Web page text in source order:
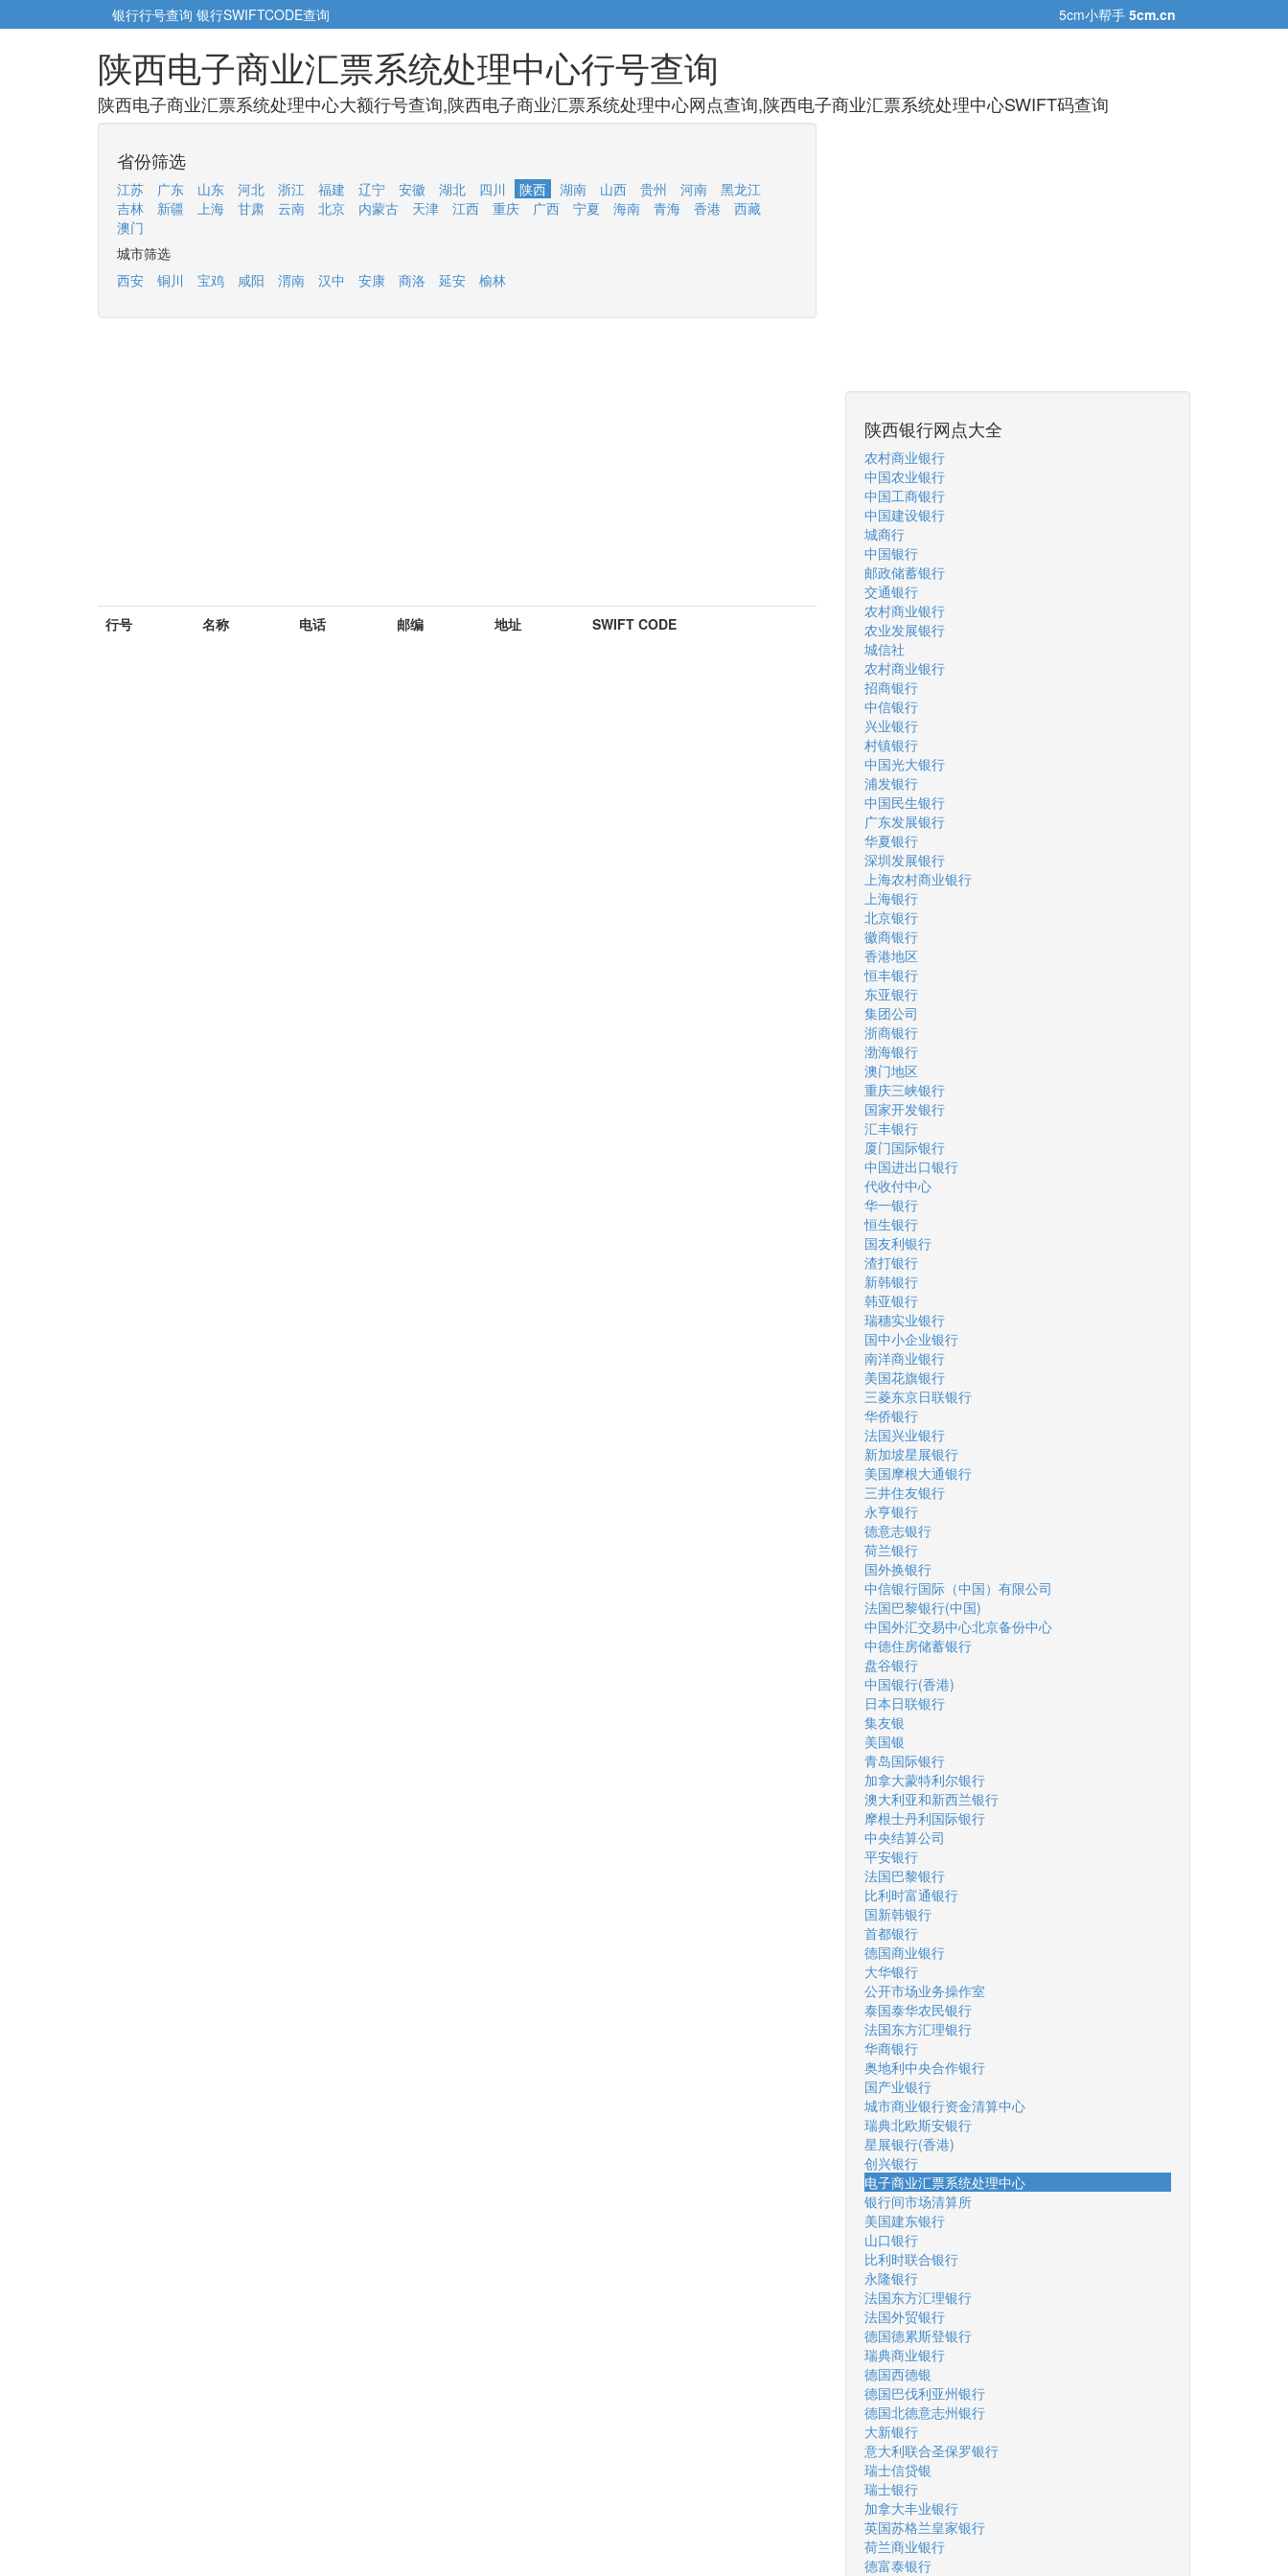
银行行号查询 银行SWIFTCODE查询 5cm小帮手 5cm.cn
陕西电子商业汇票系统处理中心行号查询
陕西电子商业汇票系统处理中心大额行号查询,陕西电子商业汇票系统处理中心网点查询,陕西电子商业汇票系统处理中心SWIFT码查询
省份筛选
江苏 广东 山东 河北 浙江 福建 辽宁 安徽 湖北 四川 陕西 湖南 山西 贵州 河南
黑龙江
吉林
新疆 上海 甘肃 云南 北京 内蒙古 天津 江西 重庆 广西 宁夏 海南 青海 香港
西藏
澳门
城市筛选
西安
铜川 宝鸡 咸阳 渭南 汉中 安康 商洛 延安 榆林
行号 名称 电话 邮编 地址 SWIFT CODE
陕西银行网点大全
农村商业银行
中国农业银行
中国工商银行
中国建设银行
城商行
中国银行
邮政储蓄银行
交通银行
农村商业银行
农业发展银行
城信社
农村商业银行
招商银行
中信银行
兴业银行
村镇银行
中国光大银行
浦发银行
中国民生银行
广东发展银行
华夏银行
深圳发展银行
上海农村商业银行
上海银行
北京银行
徽商银行
香港地区
恒丰银行
东亚银行
集团公司
浙商银行
渤海银行
澳门地区
重庆三峡银行
国家开发银行
汇丰银行
厦门国际银行
中国进出口银行
代收付中心
华一银行
恒生银行
国友利银行
渣打银行
新韩银行
韩亚银行
瑞穗实业银行
国中小企业银行
南洋商业银行
美国花旗银行
三菱东京日联银行
华侨银行
法国兴业银行
新加坡星展银行
美国摩根大通银行
三井住友银行
永亨银行
德意志银行
荷兰银行
国外换银行
中信银行国际（中国）有限公司
法国巴黎银行(中国)
中国外汇交易中心北京备份中心
中德住房储蓄银行
盘谷银行
中国银行(香港)
日本日联银行
集友银
美国银
青岛国际银行
加拿大蒙特利尔银行
澳大利亚和新西兰银行
摩根士丹利国际银行
中央结算公司
平安银行
法国巴黎银行
比利时富通银行
国新韩银行
首都银行
德国商业银行
大华银行
公开市场业务操作室
泰国泰华农民银行
法国东方汇理银行
华商银行
奥地利中央合作银行
国产业银行
城市商业银行资金清算中心
瑞典北欧斯安银行
星展银行(香港)
创兴银行
电子商业汇票系统处理中心
银行间市场清算所
美国建东银行
山口银行
比利时联合银行
永隆银行
法国东方汇理银行
法国外贸银行
德国德累斯登银行
瑞典商业银行
德国西德银
德国巴伐利亚州银行
德国北德意志州银行
大新银行
意大利联合圣保罗银行
瑞士信贷银
瑞士银行
加拿大丰业银行
英国苏格兰皇家银行
荷兰商业银行
德富泰银行